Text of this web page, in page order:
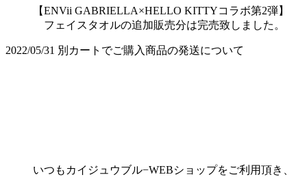
【ENVii GABRIELLA×HELLO KITTYコラボ第2弾】
フェイスタオルの追加販売分は完売致しました。
2022/05/31 別カートでご購入商品の発送について
いつもカイジュウブル−WEBショップをご利用頂き、